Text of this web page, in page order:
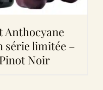
Anthocyane
série limitée –
Noir